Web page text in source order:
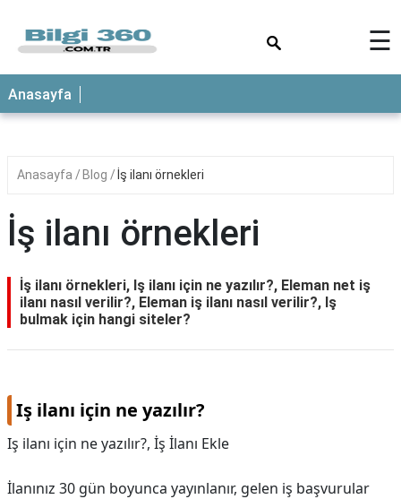
ANASAYFA
☰
Anasayfa
Anasayfa Blog İş ilanı örnekleri
İş ilanı örnekleri
İş ilanı örnekleri, Iş ilanı için ne yazılır?, Eleman net iş
ilanı nasıl verilir?, Eleman iş ilanı nasıl verilir?, Iş
bulmak için hangi siteler?
Iş ilanı için ne yazılır?
Iş ilanı için ne yazılır?, İş İlanı Ekle
İlanınız 30 gün boyunca yayınlanır, gelen iş başvurular